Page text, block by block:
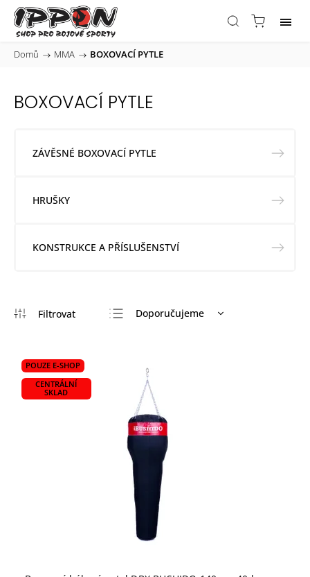
Domů / MMA / BOXOVACÍ PYTLE
BOXOVACÍ PYTLE
ZÁVĚSNÉ BOXOVACÍ PYTLE
HRUŠKY
KONSTRUKCE A PŘÍSLUŠENSTVÍ
Doporučujeme
Nejprodávanější
Abecedně
POUZE E-SHOP
CENTRÁLNÍ
SKLAD